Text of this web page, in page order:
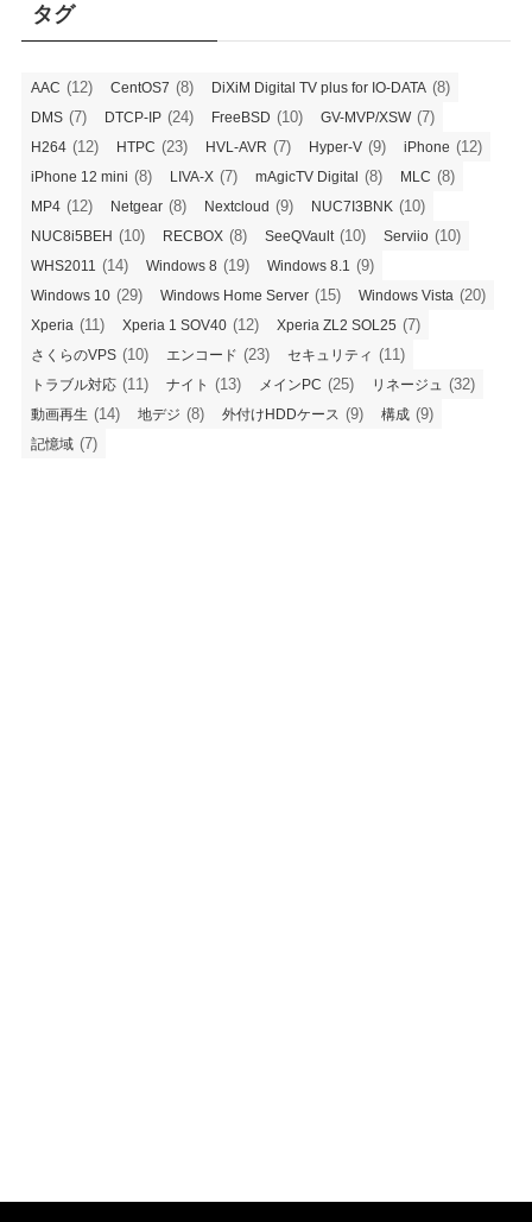
ー
タグ
AAC (12) CentOS7 (8) DiXiM Digital TV plus for IO-DATA (8)
DMS (7) DTCP-IP (24) FreeBSD (10) GV-MVP/XSW(7)
H264 (12) HTPC (23) HVL-AVR (7) Hyper-V (9) iPhone (12)
iPhone 12 mini (8) LIVA-X (7) mAgicTV Digital (8) MLC (8)
MP4 (12) Netgear (8) Nextcloud (9) NUC7I3BNK (10)
NUC8i5BEH (10) RECBOX (8) SeeQVault(10) Serviio (10)
WHS2011 (14) Windows 8 (19) Windows 8.1 (9)
Windows 10 (29) Windows Home Server (15) Windows Vista (20)
Xperia (11) Xperia 1 SOV40 (12) Xperia ZL2 SOL25 (7)
さくらのVPS (10) エンコード (23) セキュリティ (11)
トラブル対応 (11) ナイト (13) メインPC (25) リネージュ (32)
動画再生 (14) 地デジ (8) 外付けHDDケース (9) 構成 (9)
記憶域 (7)